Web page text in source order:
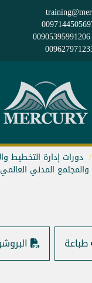
دورات إدارة التخطيط
المدني
طباعة